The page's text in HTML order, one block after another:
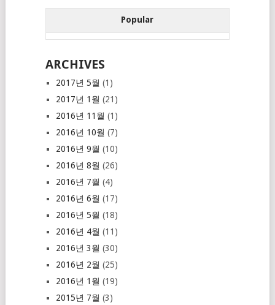
Popular
ARCHIVES
2017년 5월 (1)
2017년 1월 (21)
2016년 11월 (1)
2016년 10월 (7)
2016년 9월 (10)
2016년 8월 (26)
2016년 7월 (4)
2016년 6월 (17)
2016년 5월 (18)
2016년 4월 (11)
2016년 3월 (30)
2016년 2월 (25)
2016년 1월 (19)
2015년 7월 (3)